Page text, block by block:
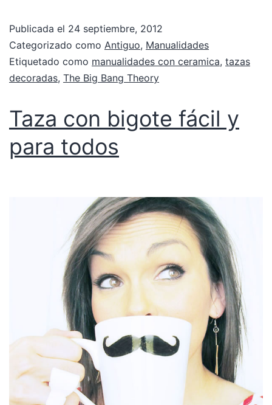
Publicada el 24 septiembre, 2012
Categorizado como Antiguo, Manualidades
Etiquetado como manualidades con ceramica, tazas
decoradas, The Big Bang Theory
Taza con bigote fácil y
para todos